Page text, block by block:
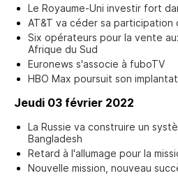
Le Royaume-Uni investir fort
AT&T va céder sa participation
Six opérateurs pour la vente
Afrique du Sud
Euronews s'associe à fuboTV
HBO Max poursuit son
Jeudi 03 février 2022
La Russie va construire un
Bangladesh
Retard à l'allumage pour la
Nouvelle mission, nouveau